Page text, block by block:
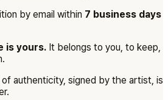
by email within 7 business days
is yours. It belongs to you, to keep,
authenticity, signed by the artist, is